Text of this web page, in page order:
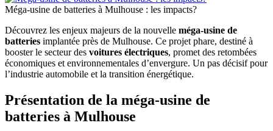
Méga-usine de batteries à Mulhouse : les impacts?
Découvrez les enjeux majeurs de la nouvelle méga-usine de
batteries implantée près de Mulhouse. Ce projet phare, destiné à
booster le secteur des voitures électriques, promet des retombées
économiques et environnementales d’envergure. Un pas décisif pour
l’industrie automobile et la transition énergétique.
Présentation de la méga-usine de
batteries à Mulhouse